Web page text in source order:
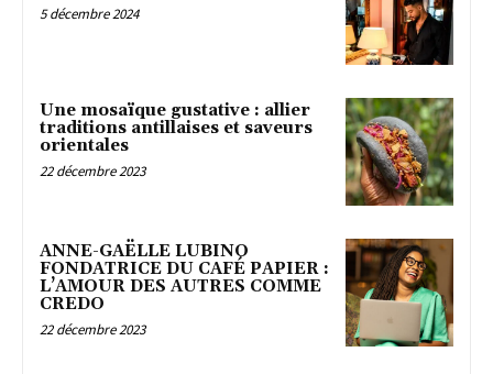
5 décembre 2024
Une mosaïque gustative : allier
traditions antillaises et saveurs
orientales
22 décembre 2023
ANNE-GAËLLE LUBINO
FONDATRICE DU CAFÉ PAPIER :
L’AMOUR DES AUTRES COMME
CREDO
22 décembre 2023